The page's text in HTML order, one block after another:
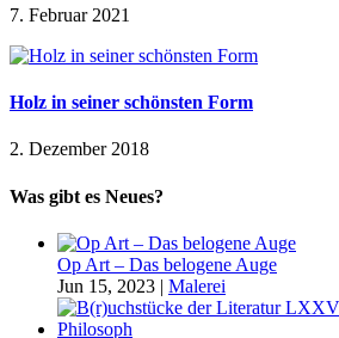
7. Februar 2021
Holz in seiner schönsten Form
2. Dezember 2018
Was gibt es Neues?
Op Art – Das belogene Auge
Jun 15, 2023 | Malerei